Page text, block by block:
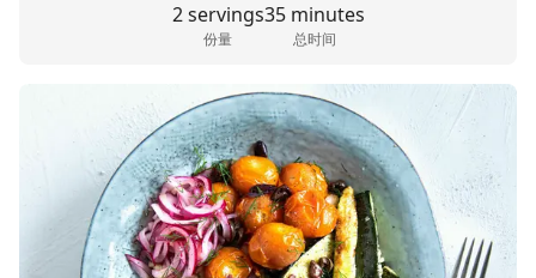
2 servings
份量
35 minutes
总时间